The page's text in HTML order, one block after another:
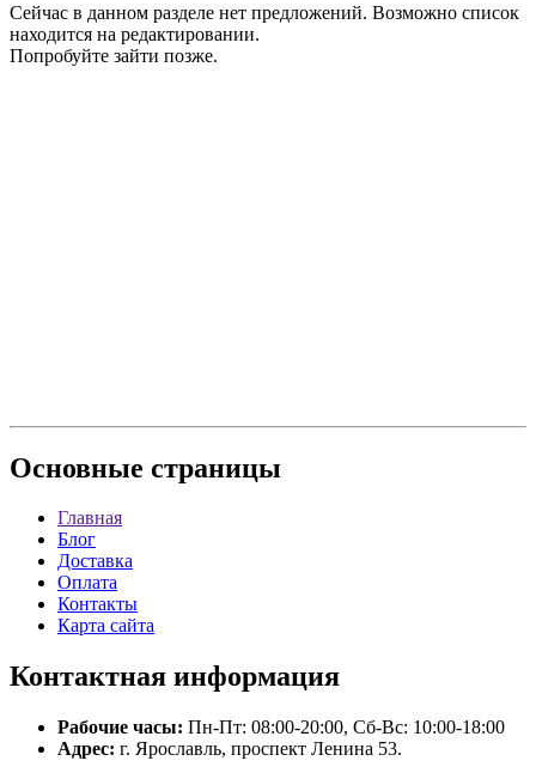
Сейчас в данном разделе нет предложений. Возможно список
находится на редактировании.
Попробуйте зайти позже.
Основные страницы
Главная
Блог
Доставка
Оплата
Контакты
Карта сайта
Контактная информация
Рабочие часы: Пн-Пт: 08:00-20:00, Сб-Вс: 10:00-18:00
Адрес: г. Ярославль, проспект Ленина 53.